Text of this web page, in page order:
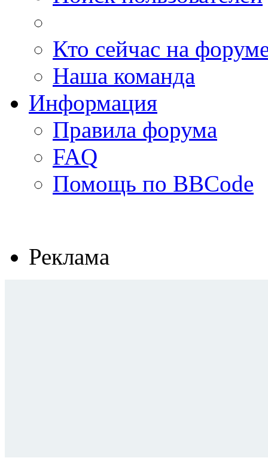
Кто сейчас на
Наша команда
Информация
Правила форума
FAQ
Помощь по BBCode
Реклама